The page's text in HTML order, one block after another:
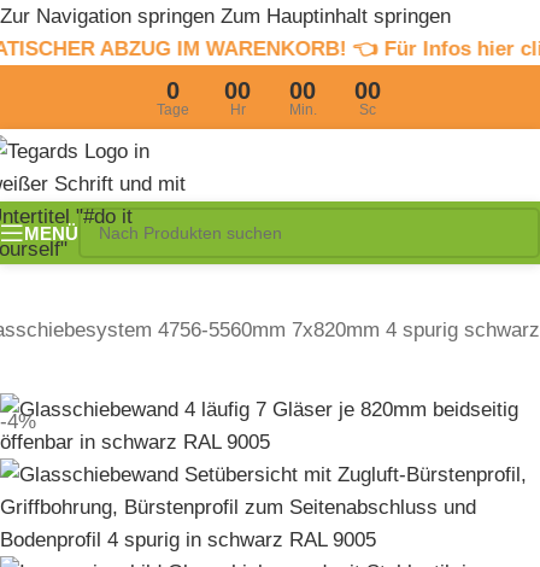
Zur Navigation springen Zum Hauptinhalt springen
IM WARENKORB! 👈 Für Infos hier clicken4%
0
Tage
00
Hr
00
Min.
00
Sc
MENÜ
4756-5560mm 7x820mm 4 spurig schwarz
-4%